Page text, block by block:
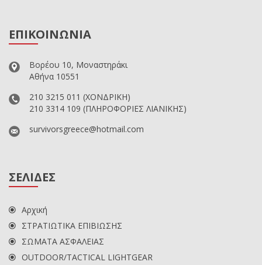
ΕΠΙΚΟΙΝΩΝΙΑ
Βορέου 10, Μοναστηράκι
Αθήνα 10551
210 3215 011 (ΧΟΝΔΡΙΚΗ)
210 3314 109 (ΠΛΗΡΟΦΟΡΙΕΣ ΛΙΑΝΙΚΗΣ)
survivorsgreece@hotmail.com
ΣΕΛΙΔΕΣ
Αρχική
ΣΤΡΑΤΙΩΤΙΚΑ ΕΠΙΒΙΩΣΗΣ
ΣΩΜΑΤΑ ΑΣΦΑΛΕΙΑΣ
OUTDOOR/TACTICAL LIGHTGEAR